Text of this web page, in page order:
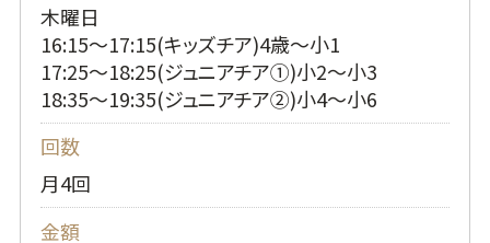
木曜日
16:15～17:15(キッズチア)4歳～小1
17:25～18:25(ジュニアチア①)小2～小3
18:35～19:35(ジュニアチア②)小4～小6
回数
月4回
金額